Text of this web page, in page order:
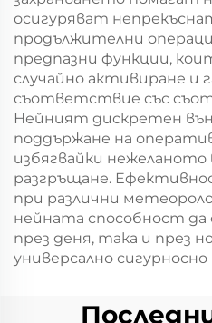
осигуряват
продължителни
предпазни функции,
случайно активиране и
съответствие със
Нейният дискретен
поддържане на
избягвайки
разгръщане.
при различни
нейната способност
през деня, така и през
универсално